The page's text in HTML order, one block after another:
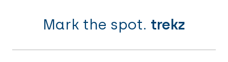
Mark the spot. trekz